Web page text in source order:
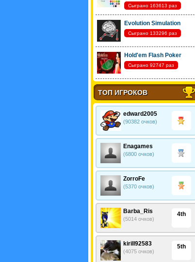
Сыграно 163613 раз
Evolution Simulation
Сыграно 133296 раз
Hold'em Flash Poker
Сыграно 92747 раз
ТОП ИГРОКОВ
edward2005
(90382 очков)
Enagames
(6800 очков)
ZorroFe
(5370 очков)
4th
Barba_Ris
(5014 очков)
5th
kirill92583
(4075 очков)